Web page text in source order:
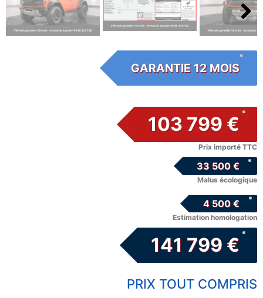
Next
GARANTIE 12 MOIS
103 799 €
Prix importé TTC
33 500 €
Malus écologique
4 500 €
Estimation homologation
141 799 €
PRIX TOUT COMPRIS